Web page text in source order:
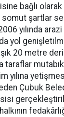
bağlı olarak
şartlar
yılında
yol
20 metre
taraflar mutabık
yılına
Çubuk